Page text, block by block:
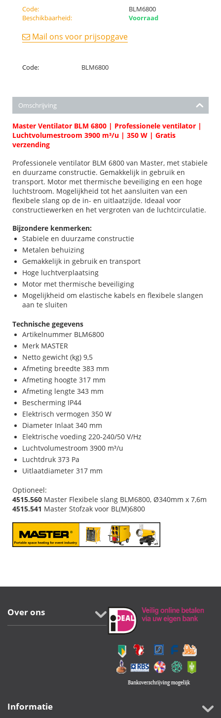
Code:
BLM6800
Beschikbaarheid:
Voorraad
Mail ons voor prijsopgave
Code: BLM6800
Omschrijving
Master Ventilator BLM 6800 | Professionele ventilator |
Luchtvolumestroom 3900 m³/u | 350 W | Gratis
verzending
Professionele ventilator BLM 6800 van Master, met stabiele
en duurzame constructie. Gemakkelijk in gebruik en
transport. Motor met thermische beveiliging en een hoge
luchtstroom. Mogelijkheid tot het aansluiten van een
flexibele slang op de in- en uitlaatzijde. Ideaal voor
constructiewerken en het vergroten van de luchtcirculatie.
Bijzondere kenmerken:
Stabiele en duurzame constructie
Metalen behuizing
Gemakkelijk in gebruik en transport
Hoge luchtverplaatsing
Motor met thermische beveiliging
Mogelijkheid om elastische kabels en flexibele slangen
aan te sluiten
Technische gegevens
Artikelnummer BLM6800
Merk MASTER
Netto gewicht (kg) 9,5
Afmeting breedte 383 mm
Afmeting hoogte 317 mm
Afmeting lengte 343 mm
Bescherming IP44
Elektrisch vermogen 350 W
Diameter Inlaat 340 mm
Elektrische voeding 220-240/50 V/Hz
Luchtvolumestroom 3900 m³/u
Luchtdruk 373 Pa
Uitlaatdiameter 317 mm
Optioneel:
4515.560 Master Flexibele slang BLM6800, Ø340mm x 7,6m
4515.541 Master Stofzak voor BL(M)6800
Over ons
Informatie